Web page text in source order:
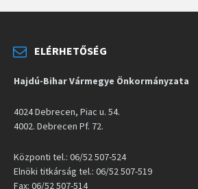
ELÉRHETŐSÉG
Hajdú-Bihar Vármegye Önkormányzata
4024 Debrecen, Piac u. 54.
4002. Debrecen Pf. 72.
Központi tel.: 06/52 507-524
Elnöki titkárság tel.: 06/52 507-519
Fax: 06/52 507-514